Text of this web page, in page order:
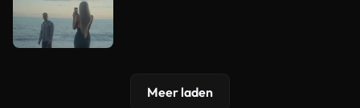
Meer laden